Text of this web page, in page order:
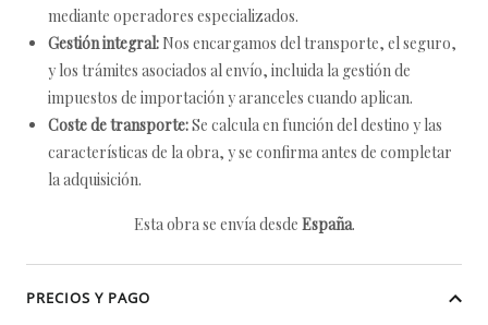
mediante operadores especializados.
Gestión integral: Nos encargamos del transporte, el seguro,
y los trámites asociados al envío, incluida la gestión de
impuestos de importación y aranceles cuando aplican.
Coste de transporte:Se calcula en función del destino y las
características de la obra, y se confirma antes de completar
la adquisición.
Esta obra se envía desde España.
PRECIOS Y PAGO